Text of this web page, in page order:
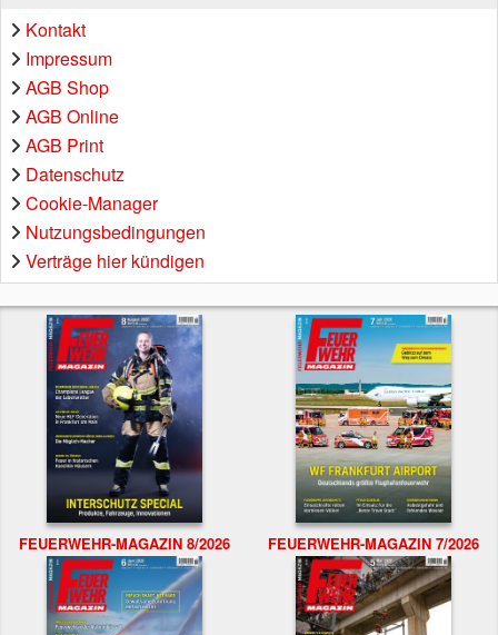
Kontakt
Impressum
AGB Shop
AGB Online
AGB Print
Datenschutz
Cookie-Manager
Nutzungsbedingungen
Verträge hier kündigen
FEUERWEHR-MAGAZIN 8/2026 FEUERWEHR-MAGAZIN 7/2026